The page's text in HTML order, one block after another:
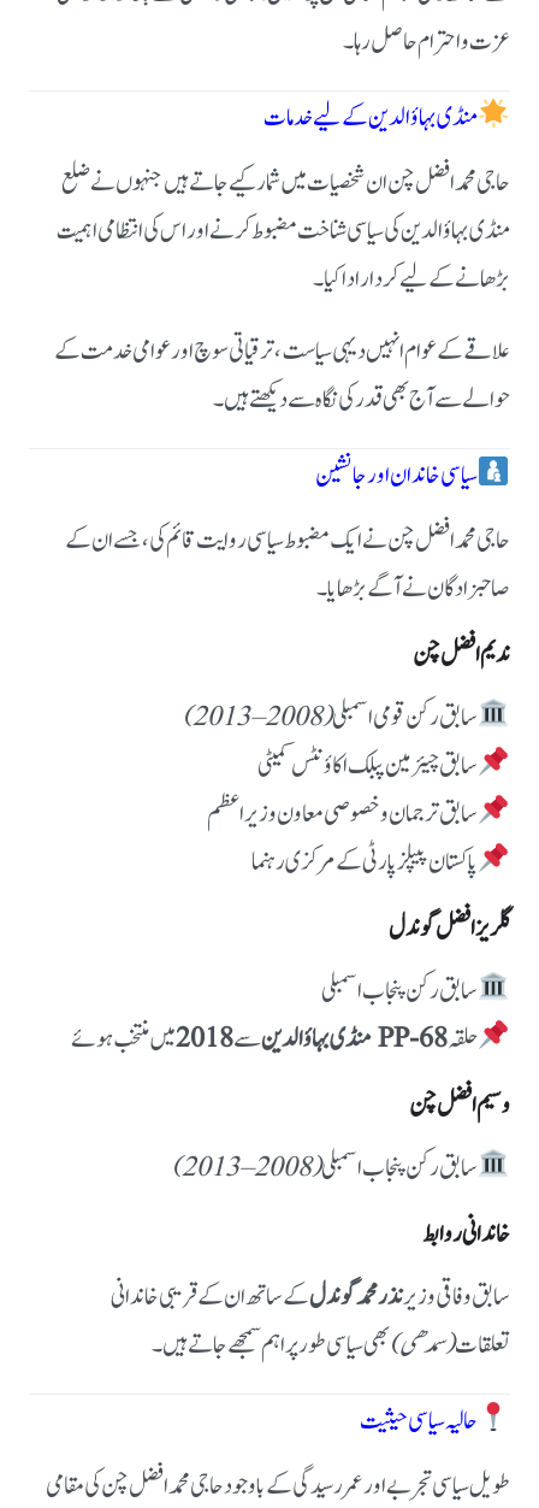
عزت و احترام حاصل رہا۔
منڈی بہاؤالدین کے لیے خدمات
حاجی محمد افضل چن ان شخصیات میں شمار کیے جاتے ہیں جنہوں نے ضلع
منڈی بہاؤالدین کی سیاسی شناخت مضبوط کرنے اور اس کی انتظامی اہمیت
بڑھانے کے لیے کردار ادا کیا۔
علاقے کے عوام انہیں دیہی سیاست، ترقیاتی سوچ اور عوامی خدمت کے
حوالے سے آج بھی قدر کی نگاہ سے دیکھتے ہیں۔
سیاسی خاندان اور جانشین
حاجی محمد افضل چن نے ایک مضبوط سیاسی روایت قائم کی، جسے ان کے
صاحبزادگان نے آگے بڑھایا۔
ندیم افضل چن
سابق رکن قومی اسمبلی(2008–2013)
سابق چیئرمین پبلک اکاؤنٹس کمیٹی
سابق ترجمان و خصوصی معاون وزیر اعظم
پاکستان پیپلز پارٹی کے مرکزی رہنما
گلریز افضل گوندل
سابق رکن پنجاب اسمبلی
حلقہPP-68 منڈی بہاؤالدین سے2018میں منتخب ہوئے
وسیم افضل چن
سابق رکن پنجاب اسمبلی(2008–2013)
خاندانی روابط
سابق وفاقی وزیرنذر محمد گوندلکے ساتھ ان کے قریبی خاندانی
تعلقات(سمدھی)بھی سیاسی طور پر اہم سمجھے جاتے ہیں۔
حالیہ سیاسی حیثیت
طویل سیاسی تجربے اور عمر رسیدگی کے باوجود حاجی محمد افضل چن کی مقامی